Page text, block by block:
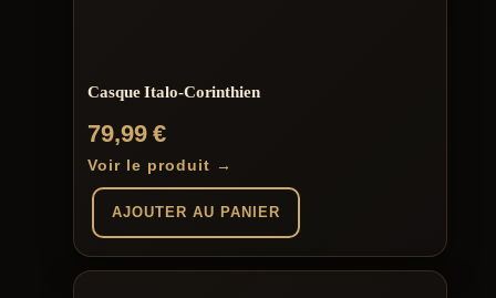
Casque Italo-Corinthien
79,99€
Voir le produit →
AJOUTER AU PANIER